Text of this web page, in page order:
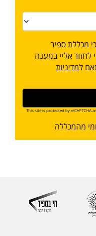
מכללת ספיר
אליי במענה
למדיניות
This site is protected by reCAPTCHA
מהמכללה